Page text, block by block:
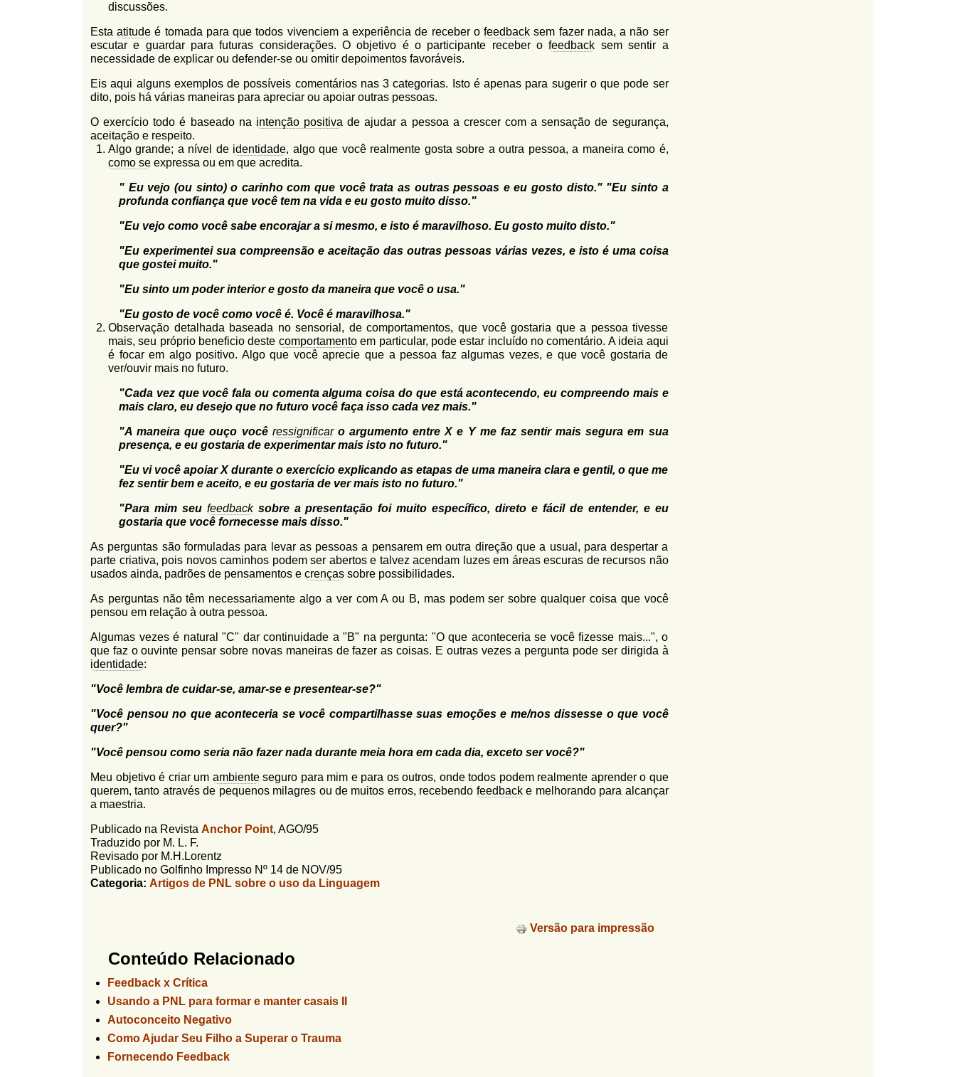
discussões.
Estaatitude é tomada para que todos vivenciem a experiência de receber ofeedback sem fazer nada, a não ser
escutar e guardar para futuras considerações. O objetivo é o participante receber ofeedback sem sentir a
necessidade de explicar ou defender-se ou omitir depoimentos favoráveis.
Eis aqui alguns exemplos de possíveis comentários nas 3 categorias. Isto é apenas para sugerir o que pode ser
dito, pois há várias maneiras para apreciar ou apoiar outras pessoas.
O exercício todo é baseado na intenção positivade ajudar a pessoa a crescer com a sensação de segurança,
aceitação e respeito.
Algo grande; a nível de identidade, algo que você realmente gosta sobre a outra pessoa, a maneira como é,
como se expressa ou em que acredita.
" Eu vejo (ou sinto) o carinho com que você trata as outras pessoas e eu gosto disto." "Eu sinto a
profunda confiança que você tem na vida e eu gosto muito disso."
"Eu vejo como você sabe encorajar a si mesmo, e isto é maravilhoso. Eu gosto muito disto."
"Eu experimentei sua compreensão e aceitação das outras pessoas várias vezes, e isto é uma coisa
que gostei muito."
"Eu sinto um poder interior e gosto da maneira que você o usa."
"Eu gosto de você como você é. Você é maravilhosa."
Observação detalhada baseada no sensorial, de comportamentos, que você gostaria que a pessoa tivesse
mais, seu próprio beneficio deste comportamentoem particular, pode estar incluído no comentário. A ideia aqui
é focar em algo positivo. Algo que você aprecie que a pessoa faz algumas vezes, e que você gostaria de
ver/ouvir mais no futuro.
"Cada vez que você fala ou comenta alguma coisa do que está acontecendo, eu compreendo mais e
mais claro, eu desejo que no futuro você faça isso cada vez mais."
"A maneira que ouço você ressignificaro argumento entre X e Y me faz sentir mais segura em sua
presença, e eu gostaria de experimentar mais isto no futuro."
"Eu vi você apoiar X durante o exercício explicando as etapas de uma maneira clara e gentil, o que me
fez sentir bem e aceito, e eu gostaria de ver mais isto no futuro."
"Para mim seu feedbacksobre a presentação foi muito específico, direto e fácil de entender, e eu
gostaria que você fornecesse mais disso."
As perguntas são formuladas para levar as pessoas a pensarem em outra direção que a usual, para despertar a
parte criativa, pois novos caminhos podem ser abertos e talvez acendam luzes em áreas escuras de recursos não
usados ainda, padrões de pensamentos e crenças sobre possibilidades.
As perguntas não têm necessariamente algo a ver com A ou B, mas podem ser sobre qualquer coisa que você
pensou em relação à outra pessoa.
Algumas vezes é natural "C" dar continuidade a "B" na pergunta: "O que aconteceria se você fizesse mais...", o
que faz o ouvinte pensar sobre novas maneiras de fazer as coisas. E outras vezes a pergunta pode ser dirigida à
identidade:
"Você lembra de cuidar-se, amar-se e presentear-se?"
"Você pensou no que aconteceria se você compartilhasse suas emoções e me/nos dissesse o que você
quer?"
"Você pensou como seria não fazer nada durante meia hora em cada dia, exceto ser você?"
Meu objetivo é criar um ambienteseguro para mim e para os outros, onde todos podem realmente aprender o que
querem, tanto através de pequenos milagres ou de muitos erros, recebendo feedbacke melhorando para alcançar
a maestria.
Publicado na Revista Anchor Point, AGO/95
Traduzido por M. L. F.
Revisado por M.H.Lorentz
Publicado no Golfinho Impresso Nº 14 de NOV/95
Categoria: Artigos de PNL sobre o uso da Linguagem
Versão para impressão
Conteúdo Relacionado
Feedback x Crítica
Usando a PNL para formar e manter casais II
Autoconceito Negativo
Como Ajudar Seu Filho a Superar o Trauma
Fornecendo Feedback